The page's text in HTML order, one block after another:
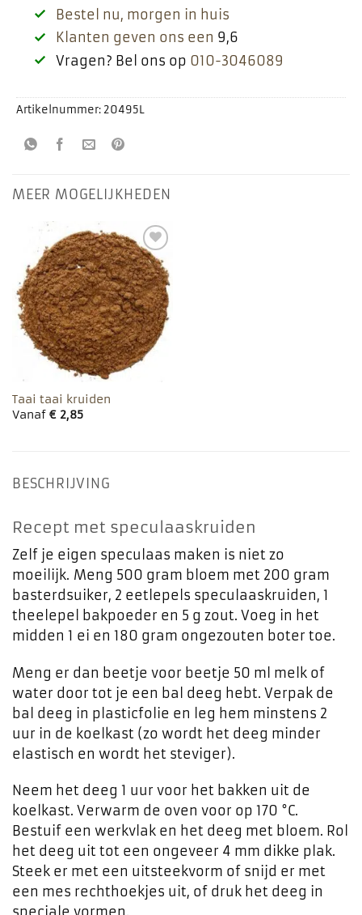
Bestel nu, morgen in huis
Klanten geven ons een 9,6
Vragen? Bel ons op 010-3046089
Artikelnummer:20495L
MEER MOGELIJKHEDEN
Toevoegen
aan
favorieten
Taai taai kruiden
Vanaf €2,85
BESCHRIJVING
Recept met speculaaskruiden
Zelf je eigen speculaas maken is niet zo
moeilijk. Meng 500 gram bloem met 200 gram
basterdsuiker, 2 eetlepels speculaaskruiden, 1
theelepel bakpoeder en 5 g zout. Voeg in het
midden 1 ei en 180 gram ongezouten boter toe.
Meng er dan beetje voor beetje 50 ml melk of
water door tot je een bal deeg hebt. Verpak de
bal deeg in plasticfolie en leg hem minstens 2
uur in de koelkast (zo wordt het deeg minder
elastisch en wordt het steviger).
Neem het deeg 1 uur voor het bakken uit de
koelkast. Verwarm de oven voor op 170 °C.
Bestuif een werkvlak en het deeg met bloem. Rol
het deeg uit tot een ongeveer 4 mm dikke plak.
Steek er met een uitsteekvorm of snijd er met
een mes rechthoekjes uit, of druk het deeg in